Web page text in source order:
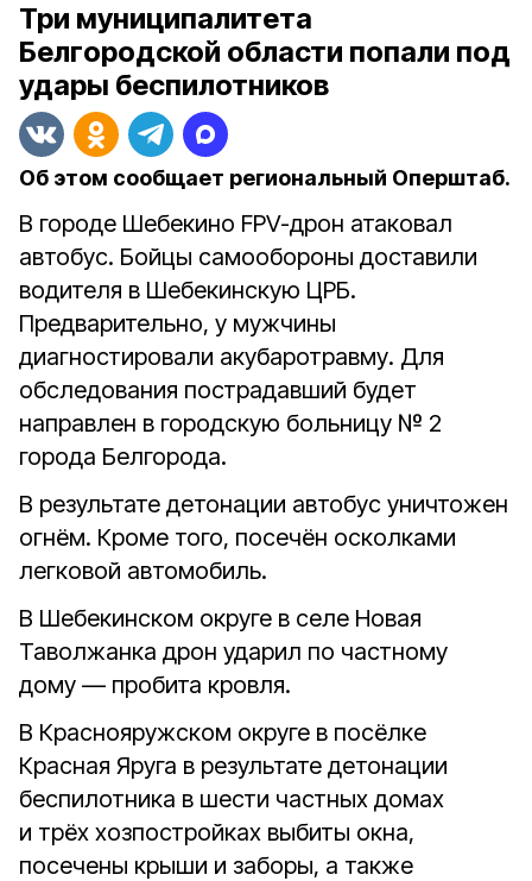
Три муниципалитета
Белгородской области попали под
удары беспилотников
Об этом сообщает региональный Оперштаб.
В городе Шебекино FPV-дрон атаковал
автобус. Бойцы самообороны доставили
водителя в Шебекинскую ЦРБ.
Предварительно, у мужчины
диагностировали акубаротравму. Для
обследования пострадавший будет
направлен в городскую больницу № 2
города Белгорода.
В результате детонации автобус уничтожен
огнём. Кроме того, посечён осколками
легковой автомобиль.
В Шебекинском округе в селе Новая
Таволжанка дрон ударил по частному
дому — пробита кровля.
В Краснояружском округе в посёлке
Красная Яруга в результате детонации
беспилотника в шести частных домах
и трёх хозпостройках выбиты окна,
посечены крыши и заборы, а также